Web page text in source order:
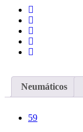
Neumáticos
59